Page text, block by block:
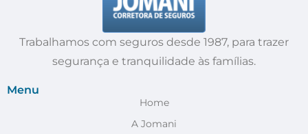
Trabalhamos com seguros desde 1987, para trazer
segurança e tranquilidade às famílias.
Menu
Home
A Jomani